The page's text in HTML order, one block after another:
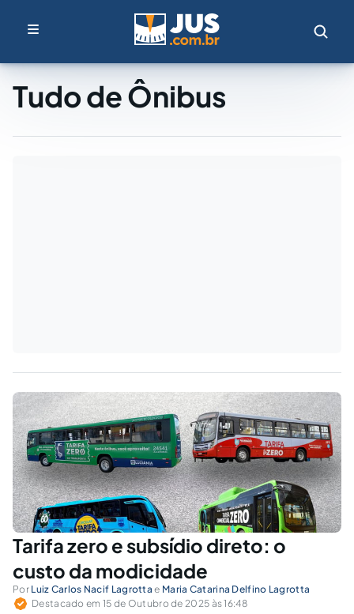
Tudo de Ônibus
Tarifa zero e subsídio direto: o
custo da modicidade
Por Luiz Carlos Nacif Lagrotta e Maria Catarina Delfino Lagrotta
Destacado em 15 de Outubro de 2025 às 16:48